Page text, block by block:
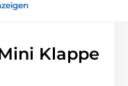
Klappe